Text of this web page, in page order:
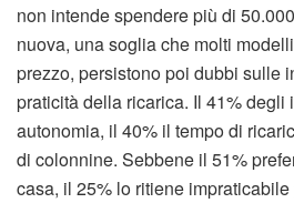
non intende spendere più di
nuova, una soglia che molti
prezzo, persistono poi dubbi sulle
praticità della ricarica. Il 41% degli
autonomia, il 40% il tempo di
di colonnine. Sebbene il 51%
casa, il 25% lo ritiene